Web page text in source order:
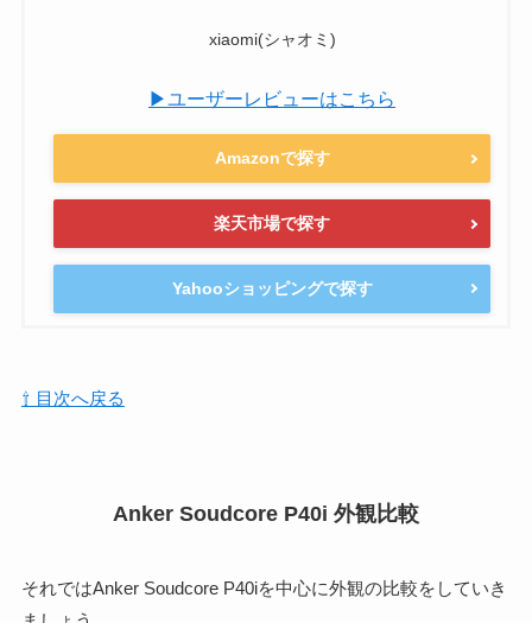
xiaomi(シャオミ)
▶ユーザーレビューはこちら
Amazonで探す
楽天市場で探す
Yahooショッピングで探す
⇧ 目次へ戻る
Anker Soudcore P40i 外観比較
それではAnker Soudcore P40iを中心に外観の比較をしていき